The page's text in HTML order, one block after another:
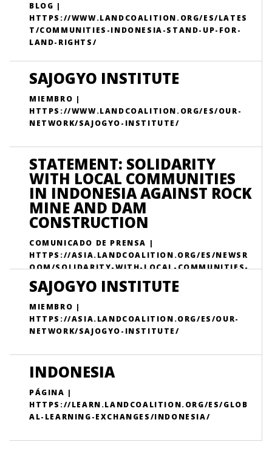
BLOG |
HTTPS://WWW.LANDCOALITION.ORG/ES/LATES
T/COMMUNITIES-INDONESIA-STAND-UP-FOR-
LAND-RIGHTS/
SAJOGYO INSTITUTE
MIEMBRO |
HTTPS://WWW.LANDCOALITION.ORG/ES/OUR-
NETWORK/SAJOGYO-INSTITUTE/
STATEMENT: SOLIDARITY
WITH LOCAL COMMUNITIES
IN INDONESIA AGAINST ROCK
MINE AND DAM
CONSTRUCTION
COMUNICADO DE PRENSA |
HTTPS://ASIA.LANDCOALITION.ORG/ES/NEWSR
OOM/SOLIDARITY-WITH-LOCAL-COMMUNITIES-
IN-INDONESIA-AGAINST-ROCK-MINE-AND-DAM-
CONSTRUCTION/
SAJOGYO INSTITUTE
MIEMBRO |
HTTPS://ASIA.LANDCOALITION.ORG/ES/OUR-
NETWORK/SAJOGYO-INSTITUTE/
INDONESIA
PÁGINA |
HTTPS://LEARN.LANDCOALITION.ORG/ES/GLOB
AL-LEARNING-EXCHANGES/INDONESIA/